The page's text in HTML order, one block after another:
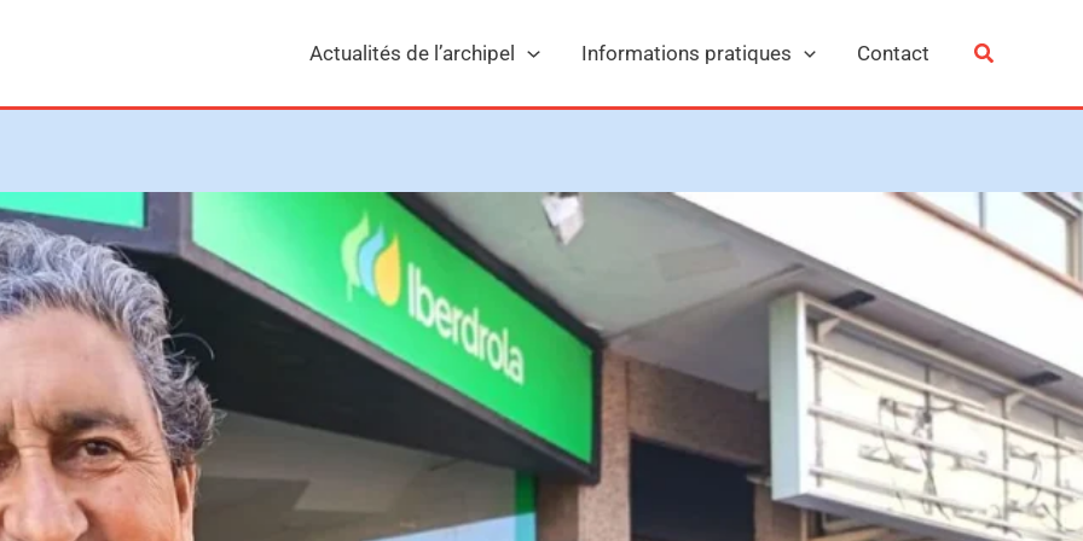
Actualités de l’archipel Informations pratiques Contact